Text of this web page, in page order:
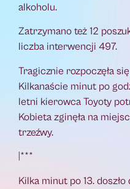
alkoholu.
Zatrzymano też 12
liczba interwencji 497.
Tragicznie rozpoczęła
Kilkanaście minut po
letni kierowca Toyoty
Kobieta zginęła na
trzeźwy.
|***
Kilka minut po 13.